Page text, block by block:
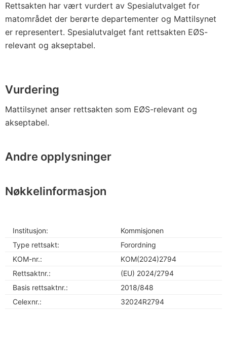
Rettsakten har vært vurdert av Spesialutvalget for
matområdet der berørte departementer og Mattilsynet
er representert. Spesialutvalget fant rettsakten EØS-
relevant og akseptabel.
Vurdering
Mattilsynet anser rettsakten som EØS-relevant og
akseptabel.
Andre opplysninger
Nøkkelinformasjon
Institusjon:
Kommisjonen
Type rettsakt:
Forordning
KOM-nr.:
KOM(2024)2794
Rettsaktnr.:
(EU) 2024/2794
Basis rettsaktnr.:
2018/848
Celexnr.:
32024R2794